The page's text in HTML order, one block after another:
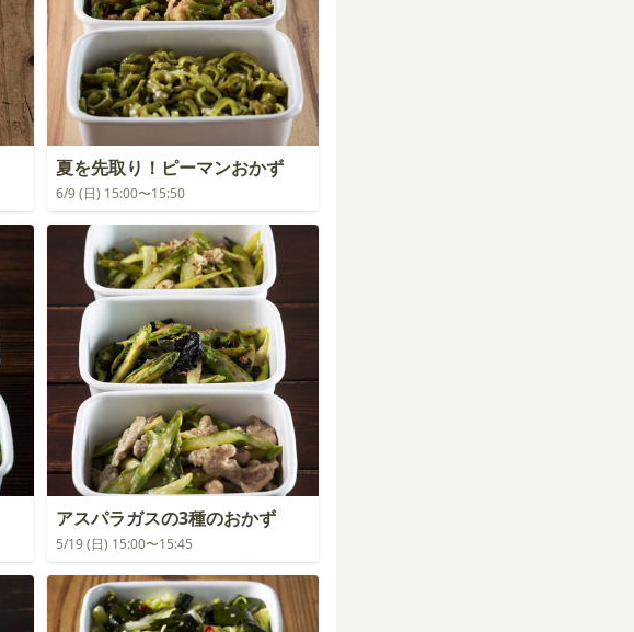
夏を先取り！ピーマンおかず
6/9 (日) 15:00〜15:50
アスパラガスの3種のおかず
5/19 (日) 15:00〜15:45